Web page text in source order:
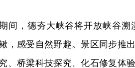
间，德夯大峡谷将开放峡谷
，感受自然野趣。景区同步推
、桥梁科技探究、化石修复体